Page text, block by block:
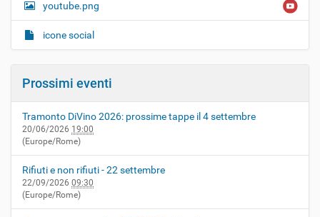
youtube.png
icone social
Prossimi eventi
Tramonto DiVino 2026: prossime tappe il 4 settembre
20/06/2026 19:00
(Europe/Rome)
Rifiuti e non rifiuti - 22 settembre
22/09/2026 09:30
(Europe/Rome)